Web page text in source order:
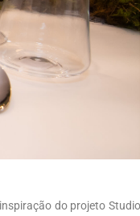
do projeto Studio